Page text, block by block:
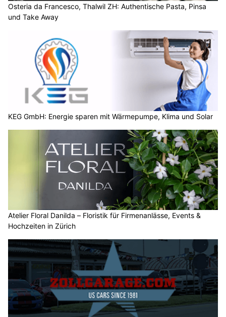
Osteria da Francesco, Thalwil ZH: Authentische Pasta, Pinsa
und Take Away
KEG GmbH: Energie sparen mit Wärmepumpe, Klima und Solar
Atelier Floral Danilda – Floristik für Firmenanlässe, Events &
Hochzeiten in Zürich